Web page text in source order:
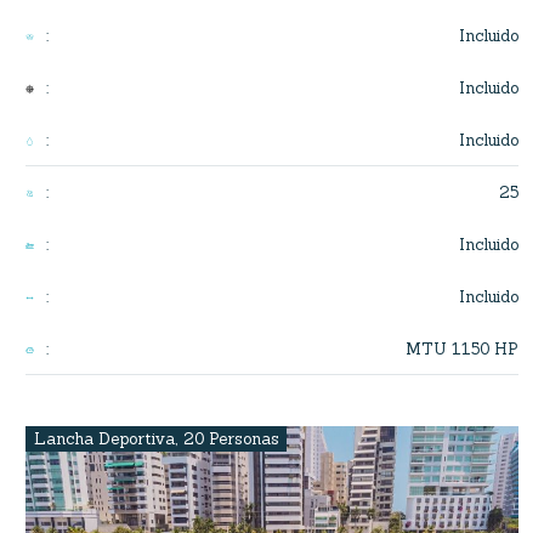
: Incluido
: Incluido
: Incluido
: 25
: Incluido
: Incluido
: MTU 1150 HP
Lancha Deportiva, 20 Personas